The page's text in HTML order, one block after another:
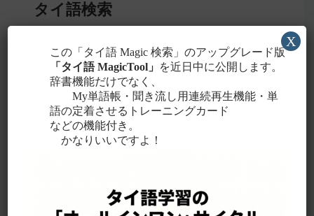
タイ語検索
・聞こえたタイ語を一番近いと感じるローマ字
に置き換えて検索！
タイ文字での検索も含め、詳しくはこちら。
この「タイ語 Magic 検索」のアップグレード版
「タイ語 MagicTool」
を近日中に公開します。
辞書機能だけでなく、
My単語帳・聞き流し用連続再生機能・単
語の定着させるトレーニングカード
などの機能付き。
かなりいいですよ！
X